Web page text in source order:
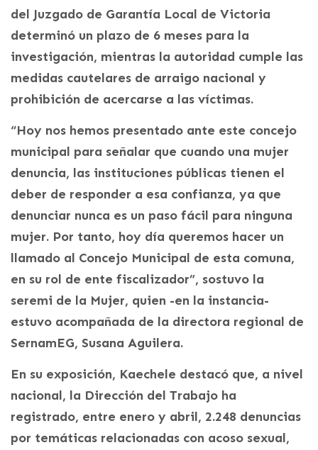
del Juzgado de Garantía Local de Victoria
determinó un plazo de 6 meses para la
investigación, mientras la autoridad cumple las
medidas cautelares de arraigo nacional y
prohibición de acercarse a las víctimas.
“Hoy nos hemos presentado ante este concejo
municipal para señalar que cuando una mujer
denuncia, las instituciones públicas tienen el
deber de responder a esa confianza, ya que
denunciar nunca es un paso fácil para ninguna
mujer. Por tanto, hoy día queremos hacer un
llamado al Concejo Municipal de esta comuna,
en su rol de ente fiscalizador”, sostuvo la
seremi de la Mujer, quien -en la instancia-
estuvo acompañada de la directora regional de
SernamEG, Susana Aguilera.
En su exposición, Kaechele destacó que, a nivel
nacional, la Dirección del Trabajo ha
registrado, entre enero y abril, 2.248 denuncias
por temáticas relacionadas con acoso sexual,